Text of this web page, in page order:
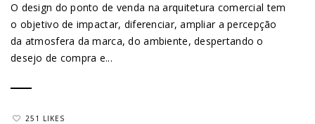
O design do ponto de venda na arquitetura comercial tem
o objetivo de impactar, diferenciar, ampliar a percepção
da atmosfera da marca, do ambiente, despertando o
desejo de compra e...
251 LIKES